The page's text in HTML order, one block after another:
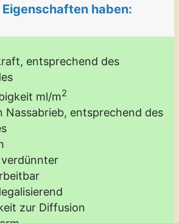
haben:
entsprechend des
ml/m2
Nassabrieb, entsprechend des
zur Diffusion